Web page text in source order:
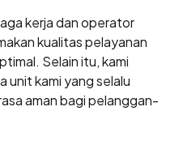
kerja dan operator
kualitas pelayanan
Selain itu, kami
unit kami yang selalu
aman bagi pelanggan-